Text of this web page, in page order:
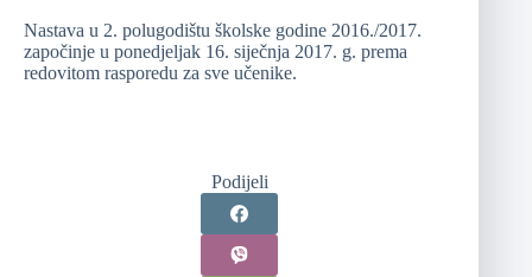
Nastava u 2. polugodištu školske godine 2016./2017.
započinje u ponedjeljak 16. siječnja 2017. g. prema
redovitom rasporedu za sve učenike.
Podijeli